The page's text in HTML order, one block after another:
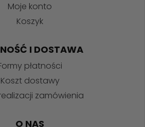
Moje konto
Koszyk
I DOSTAWA
płatności
Koszt dostawy
zamówienia
O NAS